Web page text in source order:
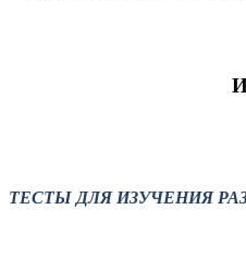
ТЕСТЫ ДЛЯ ИЗУЧЕНИЯ